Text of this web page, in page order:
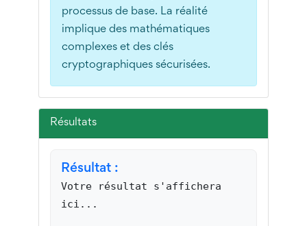
processus de base. La réalité
implique des mathématiques
complexes et des clés
cryptographiques sécurisées.
Résultats
Résultat :
Votre résultat s'affichera
ici...